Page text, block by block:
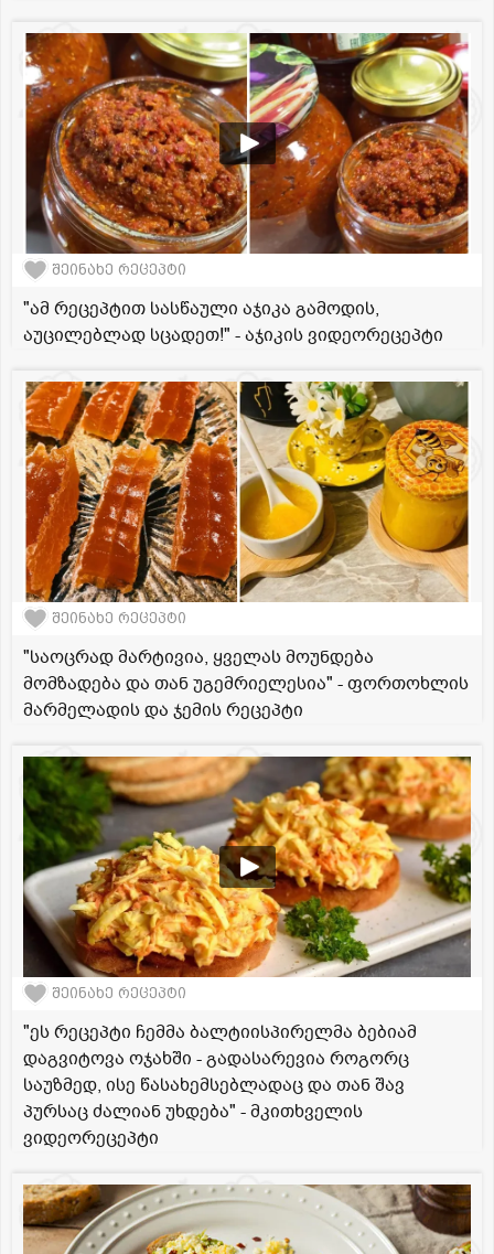
შეინახე რეცეპტი
"ამ რეცეპტით სასწაული აჯიკა გამოდის,
აუცილებლად სცადეთ!" - აჯიკის ვიდეორეცეპტი
შეინახე რეცეპტი
"საოცრად მარტივია, ყველას მოუნდება
მომზადება და თან უგემრიელესია" - ფორთოხლის
მარმელადის და ჯემის რეცეპტი
შეინახე რეცეპტი
"ეს რეცეპტი ჩემმა ბალტიისპირელმა ბებიამ
დაგვიტოვა ოჯახში - გადასარევია როგორც
საუზმედ, ისე წასახემსებლადაც და თან შავ
პურსაც ძალიან უხდება" - მკითხველის
ვიდეორეცეპტი